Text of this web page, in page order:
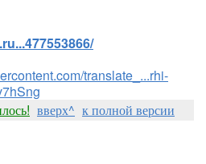
translate_...rhi-
вверх^ к полной версии